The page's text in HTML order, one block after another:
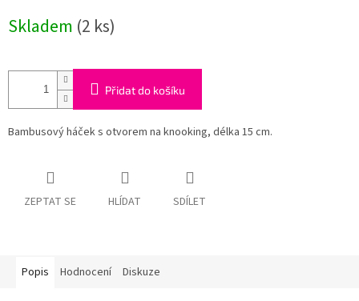
cena:
Skladem (2 ks)
Přidat do košíku
Bambusový háček s otvorem na knooking, délka 15 cm.
ZEPTAT SE HLÍDAT SDÍLET
Popis Hodnocení Diskuze